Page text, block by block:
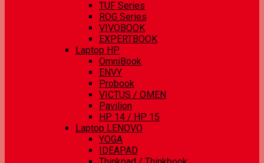
TUF Series
ROG Series
VIVOBOOK
EXPERTBOOK
Laptop HP
OmniBook
ENVY
Probook
VICTUS / OMEN
Pavilion
HP 14 / HP 15
Laptop LENOVO
YOGA
IDEAPAD